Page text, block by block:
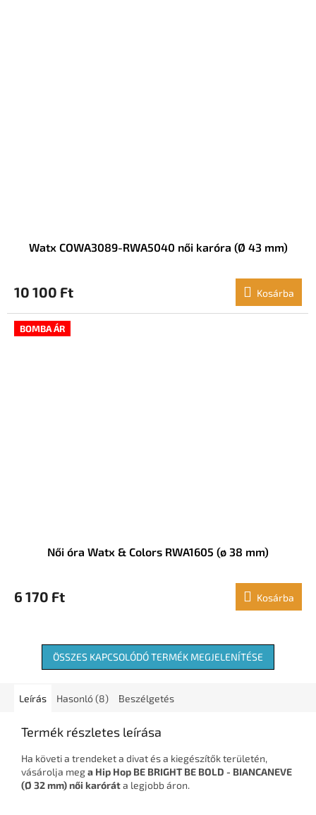
Watx COWA3089-RWA5040 női karóra (Ø 43 mm)
10 100 Ft Kosárba
BOMBA ÁR
Női óra Watx & Colors RWA1605 (ø 38 mm)
6 170 Ft Kosárba
ÖSSZES KAPCSOLÓDÓ TERMÉK MEGJELENÍTÉSE
Leírás Hasonló (8) Beszélgetés
Termék részletes leírása
Ha követi a trendeket a divat és a kiegészítők területén,
vásárolja mega Hip Hop BE BRIGHT BE BOLD - BIANCANEVE
(Ø 32 mm) női karóráta legjobb áron.